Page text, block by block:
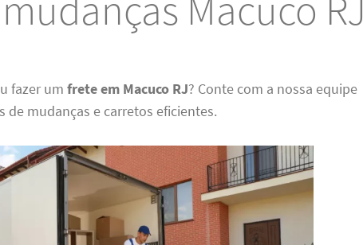
fazer umfrete em Macuco RJ? Conte com a nossa equipe
de mudanças e carretos eficientes.